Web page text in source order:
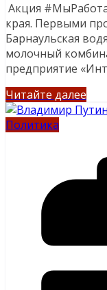
Акция
края. Первыми
Барнаульская
молочный
предприятие
Читайте далее
Политика